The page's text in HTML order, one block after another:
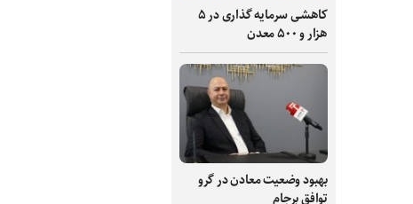
کاهشی سرمایه گذاری در ۵
هزار و ۵۰۰ معدن
بهبود وضعیت معادن در گرو
توافق برجام